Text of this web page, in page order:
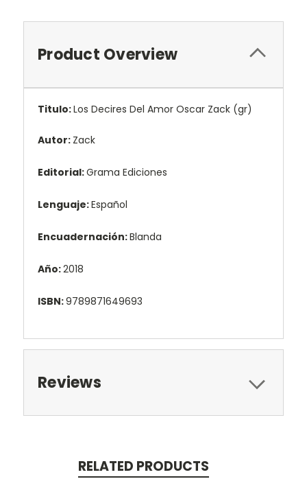
Product Overview
Titulo:Los Decires Del Amor Oscar Zack (gr)
Autor: Zack
Editorial:Grama Ediciones
Lenguaje:Español
Encuadernación:Blanda
Año:2018
ISBN:9789871649693
Reviews
RELATED PRODUCTS